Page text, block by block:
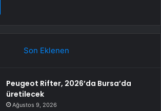
Son Eklenen
Peugeot Rifter, 2026’da Bursa’da
üretilecek
Ağustos 9, 2026